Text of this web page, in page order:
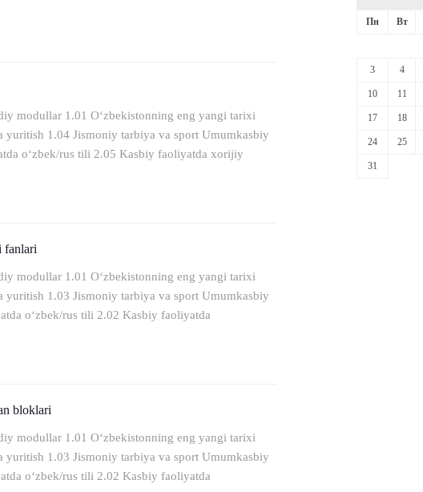
modullar 1.01 O‘zbekistonning eng yangi tarixi
yuritish 1.04 Jismoniy tarbiya va sport Umumkasbiy
o‘zbek/rus tili 2.05 Kasbiy faoliyatda xorijiy
fanlari
modullar 1.01 O‘zbekistonning eng yangi tarixi
yuritish 1.03 Jismoniy tarbiya va sport Umumkasbiy
о‘zbek/rus tili 2.02 Kasbiy faoliyatda
bloklari
modullar 1.01 O‘zbekistonning eng yangi tarixi
yuritish 1.03 Jismoniy tarbiya va sport Umumkasbiy
o‘zbek/rus tili 2.02 Kasbiy faoliyatda
Пн Вт
3 4
10 11
17 18
24 25
31